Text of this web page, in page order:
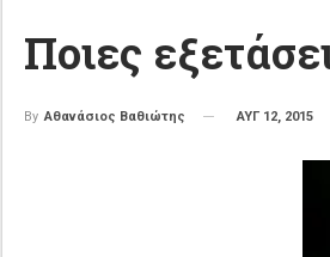
Ποιες
By Αθανάσιος Βαθιώτης ΑΥΓ 12, 2015